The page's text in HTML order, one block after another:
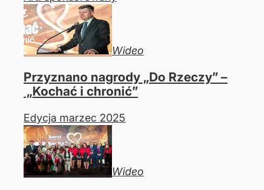
Wideo
Przyznano nagrody „Do Rzeczy” –
„Kochać i chronić”
Edycja marzec 2025
Wideo